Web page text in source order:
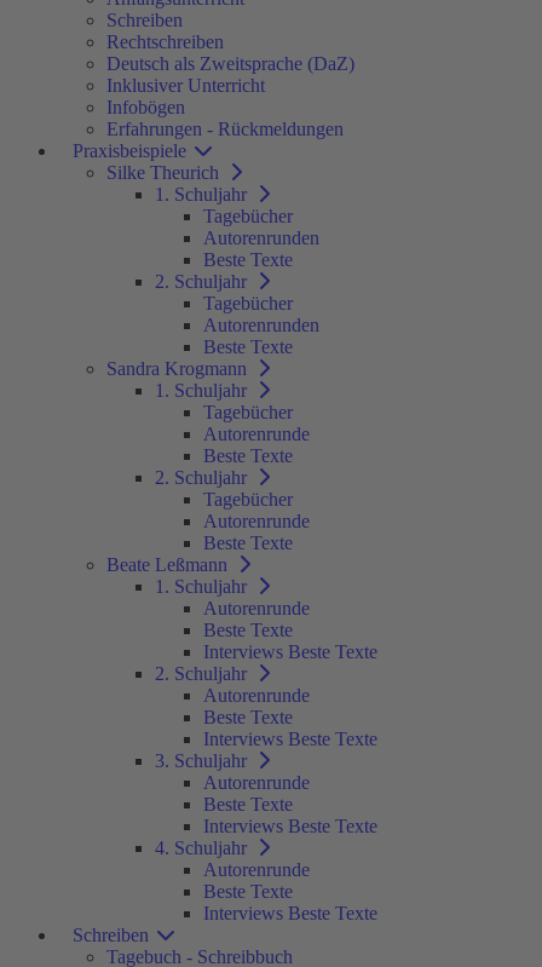
Schreiben
Rechtschreiben
Deutsch als Zweitsprache (DaZ)
Inklusiver Unterricht
Infobögen
Erfahrungen - Rückmeldungen
Praxisbeispiele
Silke Theurich
1. Schuljahr
Tagebücher
Autorenrunden
Beste Texte
2. Schuljahr
Tagebücher
Autorenrunden
Beste Texte
Sandra Krogmann
1. Schuljahr
Tagebücher
Autorenrunde
Beste Texte
2. Schuljahr
Tagebücher
Autorenrunde
Beste Texte
Beate Leßmann
1. Schuljahr
Autorenrunde
Beste Texte
Interviews Beste Texte
2. Schuljahr
Autorenrunde
Beste Texte
Interviews Beste Texte
3. Schuljahr
Autorenrunde
Beste Texte
Interviews Beste Texte
4. Schuljahr
Autorenrunde
Beste Texte
Interviews Beste Texte
Schreiben
Tagebuch - Schreibbuch